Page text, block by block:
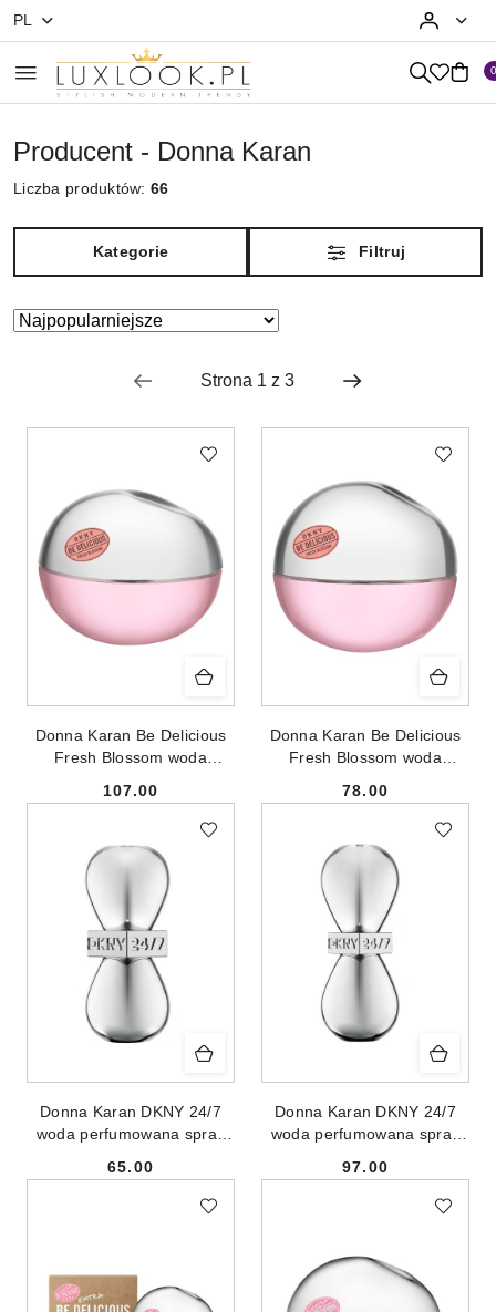
Przejdź do treści głównej
Przejdź do wyszukiwarki
Przejdź do moje konto
Przejdź do menu głównego
Przejdź do stopki
0
PL
Producent - Donna Karan
Liczba produktów:66
Kategorie Filtruj
Zastosowano
Najpopularniejsze.
Sortuj
Donna Karan Be Delicious
Fresh Blossom woda
produkt bez opakowania
Cena:
107.00
Donna Karan Be Delicious
Fresh Blossom woda
Cena:
78.00
Donna Karan DKNY 24/7
woda perfumowana spray
Cena:
65.00
Donna Karan DKNY 24/7
woda perfumowana spray
Cena:
97.00